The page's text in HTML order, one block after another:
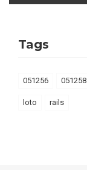
Tags
051256 051258
loto rails